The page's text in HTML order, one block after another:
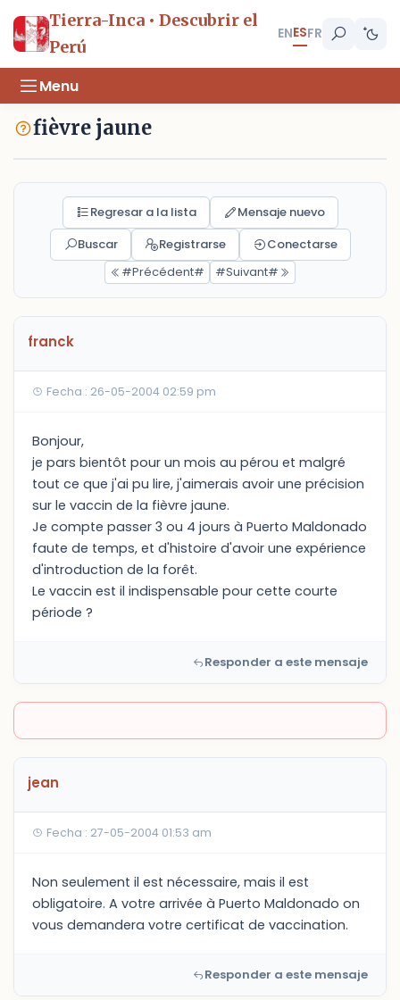
Tierra-Inca • Descubrir el
Perú
ENESFR
Menu
fièvre jaune
Regresar a la lista
Mensaje nuevo
Buscar
Registrarse
Conectarse
#Précédent#
#Suivant#
franck
Fecha : 26-05-2004 02:59 pm
Bonjour,
je pars bientôt pour un mois au pérou et malgré
tout ce que j'ai pu lire, j'aimerais avoir une précision
sur le vaccin de la fièvre jaune.
Je compte passer 3 ou 4 jours à Puerto Maldonado
faute de temps, et d'histoire d'avoir une expérience
d'introduction de la forêt.
Le vaccin est il indispensable pour cette courte
période ?
Responder a este mensaje
jean
Fecha : 27-05-2004 01:53 am
Non seulement il est nécessaire, mais il est
obligatoire. A votre arrivée à Puerto Maldonado on
vous demandera votre certificat de vaccination.
Responder a este mensaje